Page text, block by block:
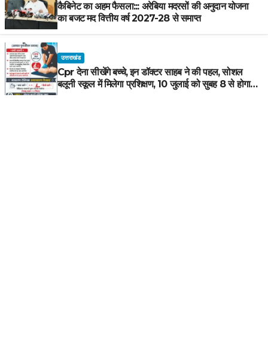
कैबिनेट का अहम फैसला::: अरेबिया मदरसों की अनुदान योजना
का बजट मद वित्तीय वर्ष 2027-28 से समाप्त
उत्तराखंड
Cpr देना सीखेंगे बच्चे, इन डॉक्टर साहब ने की पहल, सोशल
बलूनी स्कूल में मिलेगा प्रशिक्षण, 10 जुलाई को सुबह 8 से होगा